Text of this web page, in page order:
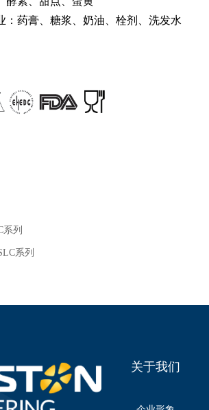
系列
系列
：药膏、糖浆、奶油、栓剂、洗发水
关于我们